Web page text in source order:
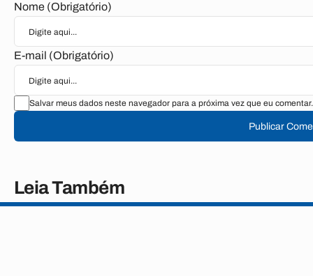
Nome (Obrigatório)
E-mail (Obrigatório)
Salvar meus dados neste navegador para a próxima vez que eu comentar.
Publicar
Leia Também